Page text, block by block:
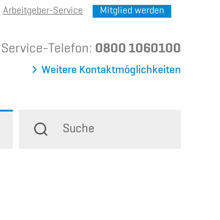
Arbeitgeber-Service Mitglied werden
Service-Telefon: Service-Telefon
0800 1060100
Weitere Kontaktmöglichkeiten
Suche